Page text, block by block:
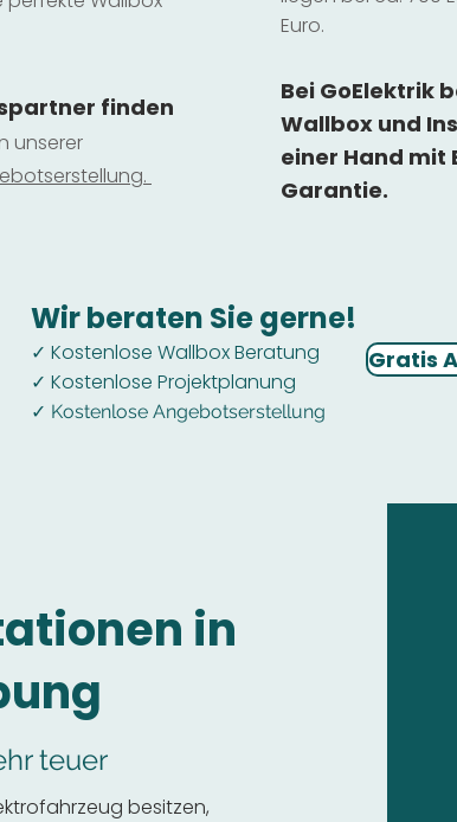
finden
unserer
botserstellung.
Euro.
Bei GoElektrik
Wallbox und
einer Hand mit
Garantie.
Wir beraten Sie gerne!
✓ Kostenlose Wallbox Beratung
✓ Kostenlose Projektplanung
✓ Kostenlose Angebotserstellung
Gratis
in
teuer
besitzen,